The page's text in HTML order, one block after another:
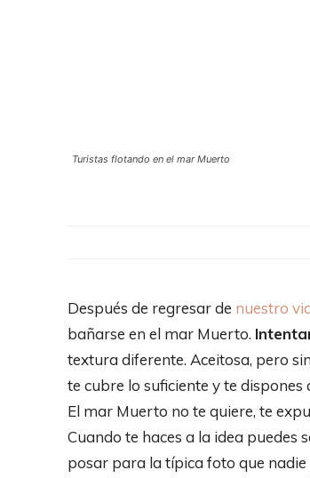
Turistas flotando en el mar Muerto
Después de regresar de nuestro
bañarse en el mar Muerto.
textura diferente. Aceitosa, pero
te cubre lo suficiente y te
El mar Muerto no te quiere, te
Cuando te haces a la idea puedes
posar para la típica foto que nadie